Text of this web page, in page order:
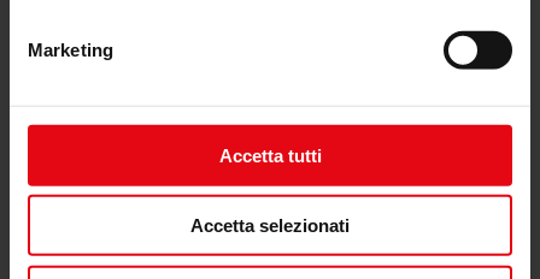
Marketing
Accetta tutti
Accetta selezionati
ICARO